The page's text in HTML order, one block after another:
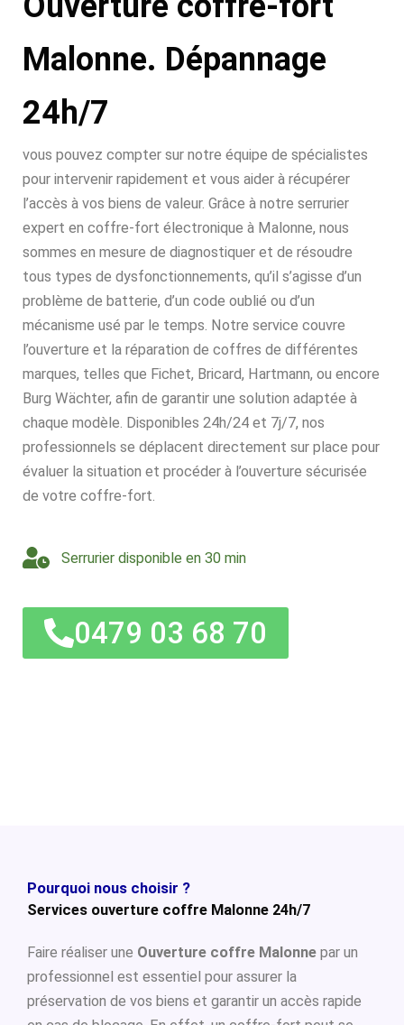
Malonne. Dépannage
24h/7
vous pouvez compter sur notre équipe de spécialistes
pour intervenir rapidement et vous aider à récupérer
l’accès à vos biens de valeur. Grâce à notre serrurier
expert en coffre-fort électronique à Malonne, nous
sommes en mesure de diagnostiquer et de résoudre
tous types de dysfonctionnements, qu’il s’agisse d’un
problème de batterie, d’un code oublié ou d’un
mécanisme usé par le temps. Notre service couvre
l’ouverture et la réparation de coffres de différentes
marques, telles que Fichet, Bricard, Hartmann, ou encore
Burg Wächter, afin de garantir une solution adaptée à
chaque modèle. Disponibles 24h/24 et 7j/7, nos
professionnels se déplacent directement sur place pour
évaluer la situation et procéder à l’ouverture sécurisée
de votre coffre-fort.
Serrurier disponible en 30 min
0479 03 68 70
Pourquoi nous choisir ?
Services ouverture coffre Malonne 24h/7
Faire réaliser une Ouverture coffre Malonne par un
professionnel est essentiel pour assurer la
préservation de vos biens et garantir un accès rapide